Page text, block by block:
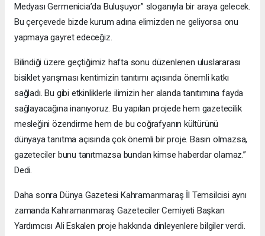
Medyası Germenicia’da Buluşuyor” sloganıyla bir araya gelecek.
Bu çerçevede bizde kurum adına elimizden ne geliyorsa onu
yapmaya gayret edeceğiz.
Bilindiği üzere geçtiğimiz hafta sonu düzenlenen uluslararası
bisiklet yarışması kentimizin tanıtımı açısında önemli katkı
sağladı. Bu gibi etkinliklerle ilimizin her alanda tanıtımına fayda
sağlayacağına inanıyoruz. Bu yapılan projede hem gazetecilik
mesleğini özendirme hem de bu coğrafyanın kültürünü
dünyaya tanıtma açısında çok önemli bir proje. Basın olmazsa,
gazeteciler bunu tanıtmazsa bundan kimse haberdar olamaz.”
Dedi.
Daha sonra Dünya Gazetesi Kahramanmaraş İl Temsilcisi aynı
zamanda Kahramanmaraş Gazeteciler Cemiyeti Başkan
Yardımcısı Ali Eskalen proje hakkında dinleyenlere bilgiler verdi.